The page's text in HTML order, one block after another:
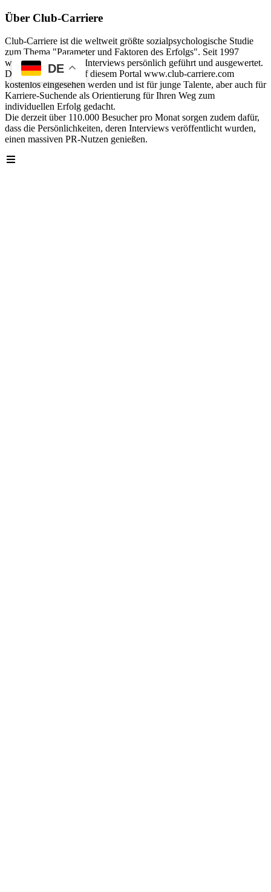
DE
Über Club-Carriere
Club-Carriere ist die weltweit größte sozialpsychologische Studie
zum Thema "Parameter und Faktoren des Erfolgs". Seit 1997
wurden über 40.000 Interviews persönlich geführt und ausgewertet.
Die Analyse kann auf diesem Portal www.club-carriere.com
kostenlos eingesehen werden und ist für junge Talente, aber auch für
Karriere-Suchende als Orientierung für Ihren Weg zum
individuellen Erfolg gedacht.
Die derzeit über 110.000 Besucher pro Monat sorgen zudem dafür,
dass die Persönlichkeiten, deren Interviews veröffentlicht wurden,
einen massiven PR-Nutzen genießen.